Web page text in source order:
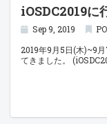
iOSDC2019に
Sep 9, 2019
2019年9月5日(木)~9
てきました。